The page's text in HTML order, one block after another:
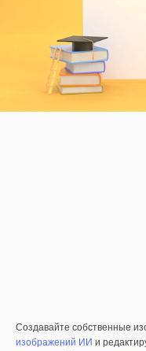
Создавайте собственные
изображений ИИ и